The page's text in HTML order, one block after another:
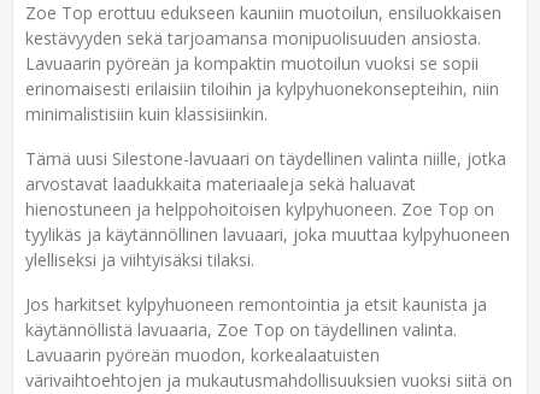
Zoe Top erottuu edukseen kauniin muotoilun, ensiluokkaisen
kestävyyden sekä tarjoamansa monipuolisuuden ansiosta.
Lavuaarin pyöreän ja kompaktin muotoilun vuoksi se sopii
erinomaisesti erilaisiin tiloihin ja kylpyhuonekonsepteihin, niin
minimalistisiin kuin klassisiinkin.
Tämä uusi Silestone-lavuaari on täydellinen valinta niille, jotka
arvostavat laadukkaita materiaaleja sekä haluavat
hienostuneen ja helppohoitoisen kylpyhuoneen. Zoe Top on
tyylikäs ja käytännöllinen lavuaari, joka muuttaa kylpyhuoneen
ylelliseksi ja viihtyisäksi tilaksi.
Jos harkitset kylpyhuoneen remontointia ja etsit kaunista ja
käytännöllistä lavuaaria, Zoe Top on täydellinen valinta.
Lavuaarin pyöreän muodon, korkealaatuisten
värivaihtoehtojen ja mukautusmahdollisuuksien vuoksi siitä on